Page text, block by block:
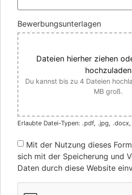
Bewerbungsunterlagen
Dateien hierher ziehen
hochzuladen
Du kannst bis zu 4 Dateien
MB groß.
Erlaubte Datei-Typen: .pdf, .jpg,
Mit der Nutzung dieses
sich mit der Speicherung und
Daten durch diese Website